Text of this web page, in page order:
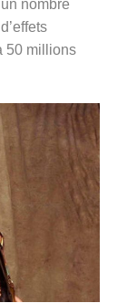
nombre
50 millions